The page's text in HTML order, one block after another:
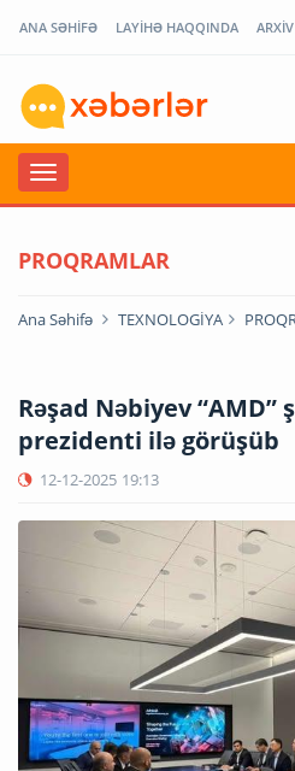
ANA SƏHİFƏ LAYİHƏ HAQQINDA ARXİV
PROQRAMLAR
Ana Səhifə TEXNOLOGİYA
Rəşad Nəbiyev
prezidenti ilə görüşüb
12-12-2025 19:13